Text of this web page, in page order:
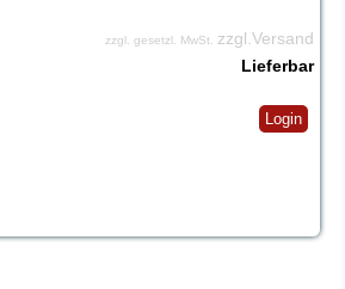
zzgl. gesetzl. MwSt. zzgl.Versand
Lieferbar
Login